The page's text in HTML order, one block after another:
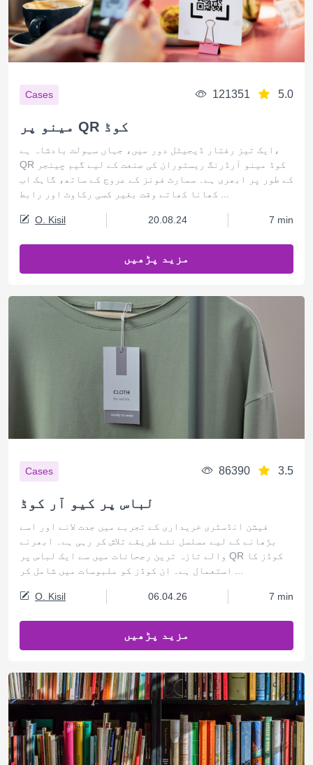
Cases 121351 5.0
مینو پر QR کوڈ
ایک تیز رفتار ڈیجیٹل دور میں، جہاں سہولت بادشاہ ہے،
QR کوڈ مینو آرڈرنگ ریستوران کی صنعت کے لیے گیم چینجر
کے طور پر ابھری ہے۔ سمارٹ فونز کے عروج کے ساتھ، گاہک اب
O. Kisil 20.08.24 7 min
مزید پڑھیں
Cases 86390 3.5
لباس پر کیو آر کوڈ
فیشن انڈسٹری خریداری کے تجربے میں جدت لانے اور اسے
بڑھانے کے لیے مسلسل نئے طریقے تلاش کر رہی ہے۔ ابھرنے
والے تازہ ترین رجحانات میں سے ایک لباس پر QR کوڈز کا
O. Kisil 06.04.26 7 min
مزید پڑھیں